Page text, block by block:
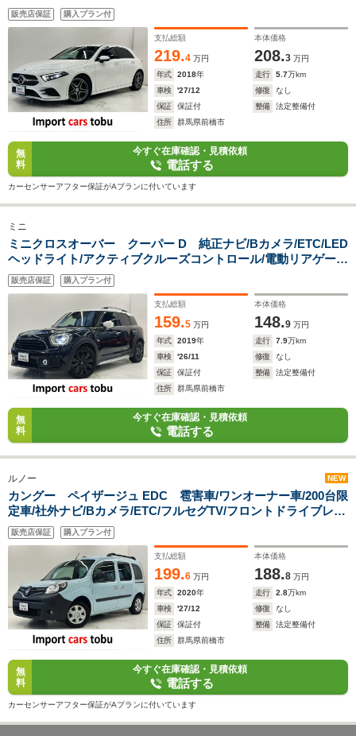
ル/ブラインドスポットモニター/パドルシフト/パワーシート/シ
ートヒーター/純正アルミホイール/スマートキー/キーレス
販売店保証 購入プラン付
支払総額
219.4 万円
本体価格
208.3 万円
年式
2018年 走行 5.7万km
車検
'27/12 修復
なし
保証
保証付 整備
法定整備付
住所
群馬県前橋市
無
料
今すぐ在庫確認・見積依頼
電話する
カーセンサーアフター保証がAプランに付いています
ミニ
ミニクロスオーバー クーパー D 純正ナビ/Bカメラ/ETC/LED
ヘッドライト/アクティブクルーズコントロール/電動リアゲー
ト/コンフォートアクセス/インテリジェントセーフティ/純正ア
ルミホイール/Bluetooth対応/スマートキー/キーレス
販売店保証 購入プラン付
支払総額
159.5 万円
本体価格
148.9 万円
年式
2019年 走行 7.9万km
車検
'26/11 修復
なし
保証
保証付 整備
法定整備付
住所
群馬県前橋市
無
料
今すぐ在庫確認・見積依頼
電話する
ルノー NEW
カングー ペイザージュ EDC 雹害車/ワンオーナー車/200台限
定車/社外ナビ/Bカメラ/ETC/フルセグTV/フロントドライブレコ
ーダー/Bluetooth対応
販売店保証 購入プラン付
支払総額
199.6 万円
本体価格
188.8 万円
年式
2020年 走行 2.8万km
車検
'27/12 修復
なし
保証
保証付 整備
法定整備付
住所
群馬県前橋市
無
料
今すぐ在庫確認・見積依頼
電話する
カーセンサーアフター保証がAプランに付いています